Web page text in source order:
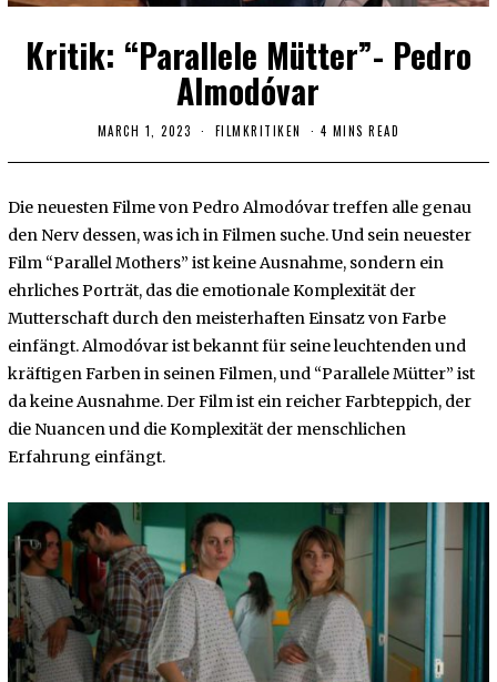
Kritik: “Parallele Mütter”- Pedro
Almodóvar
MARCH 1, 2023
N
,
2
2
FILMKRITIKEN 4 MINS READ
Die neuesten Filme von Pedro Almodóvar treffen alle genau
den Nerv dessen, was ich in Filmen suche. Und sein neuester
Film “Parallel Mothers” ist keine Ausnahme, sondern ein
ehrliches Porträt, das die emotionale Komplexität der
Mutterschaft durch den meisterhaften Einsatz von Farbe
einfängt. Almodóvar ist bekannt für seine leuchtenden und
kräftigen Farben in seinen Filmen, und “Parallele Mütter” ist
da keine Ausnahme. Der Film ist ein reicher Farbteppich, der
die Nuancen und die Komplexität der menschlichen
Erfahrung einfängt.